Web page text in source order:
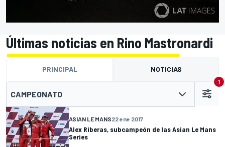
Últimas noticias en Rino Mastronardi
PRINCIPAL NOTICIAS
CAMPEONATO
1
ASIAN LE MANS22 ene 2017
Alex Riberas, subcampeón de las Asian Le Mans
Series